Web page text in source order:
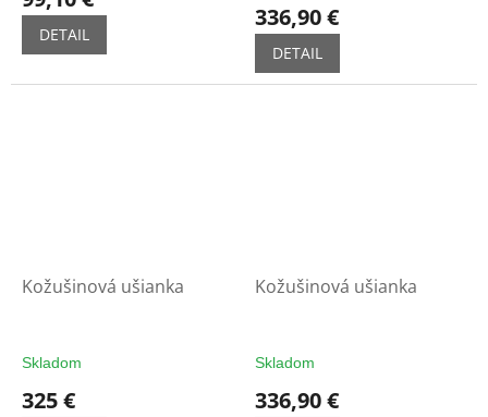
produktu
4,4
5
DETAIL
336,90 €
DETAIL
Kožušinová ušianka
Skladom
325 €
Kožušinová ušianka
Skladom
336,90 €